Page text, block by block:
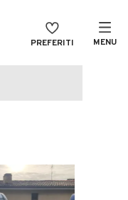
PREFERITI MENU